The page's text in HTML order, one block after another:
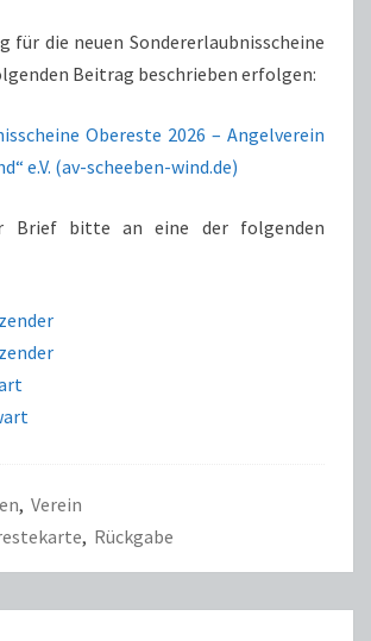
für die neuen Sondererlaubnisscheine
Beitrag beschrieben erfolgen:
Obereste 2026 – Angelverein
e.V. (av-scheeben-wind.de)
Brief bitte an eine der folgenden
, Verein
, Rückgabe